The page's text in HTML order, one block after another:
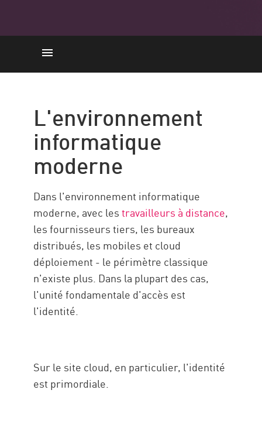
L'attaque sans réseau
Ressources
L'environnement
informatique
moderne
Dans l'environnement informatique
moderne, avec lestravailleurs à distance,
les fournisseurs tiers, les bureaux
distribués, les mobiles et cloud
déploiement - le périmètre classique
n'existe plus. Dans la plupart des cas,
l'unité fondamentale d'accès est
l'identité.
Sur le site cloud, en particulier, l'identité
est primordiale.